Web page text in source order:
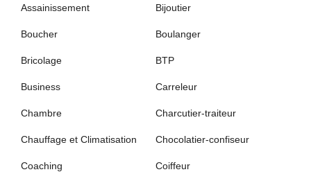
Assainissement Bijoutier
Boucher Boulanger
Bricolage BTP
Business Carreleur
Chambre Charcutier-traiteur
Chauffage et Climatisation Chocolatier-confiseur
Coaching Coiffeur